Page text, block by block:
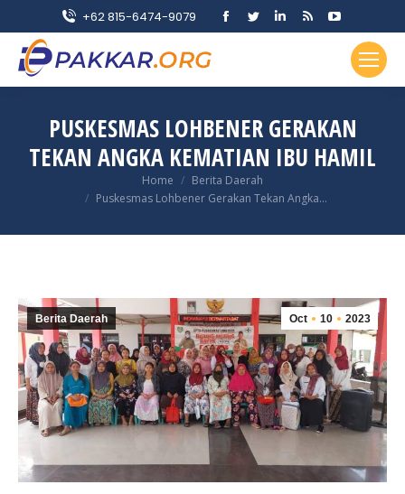
+62 815-6474-9079
Facebook
in
window
Twitter
in
window
Linkedin
in
window
Rss
opens
in
window
YouTube
page
opens
in
window
PUSKESMAS LOHBENER GERAKAN
TEKAN ANGKA KEMATIAN IBU HAMIL
Home
Berita Daerah
Puskesmas Lohbener Gerakan Tekan Angka…
Oct 10 2023
Berita Daerah